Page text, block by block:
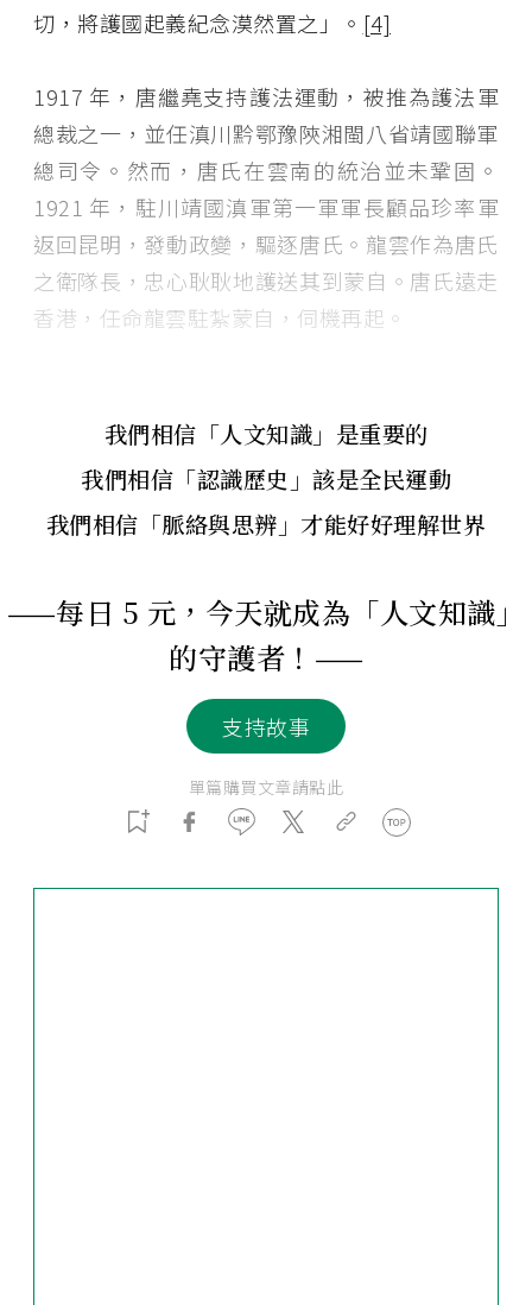
切，將護國起義紀念漠然置之」。 [4]
1917 年，唐繼堯支持護法運動，被推為護法軍
總裁之一，並任滇川黔鄂豫陝湘閩八省靖國聯軍
總司令。然而，唐氏在雲南的統治並未鞏固。
1921 年，駐川靖國滇軍第一軍軍長顧品珍率軍
返回昆明，發動政變，驅逐唐氏。龍雲作為唐氏
之衛隊長，忠心耿耿地護送其到蒙自。唐氏遠走
香港，任命龍雲駐紮蒙自，伺機再起。
我們相信「人文知識」是重要的
我們相信「認識歷史」該是全民運動
我們相信「脈絡與思辨」才能好好理解世界
——每日 5 元，今天就成為「人文知識」
的守護者！——
支持故事
單篇購買文章請點此